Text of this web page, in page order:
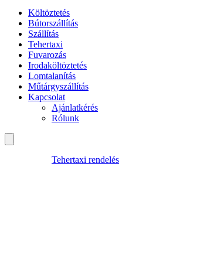
Költöztetés
Bútorszállítás
Szállítás
Tehertaxi
Fuvarozás
Irodaköltöztetés
Lomtalanítás
Műtárgyszállítás
Kapcsolat
Ajánlatkérés
Rólunk
Tehertaxi rendelés